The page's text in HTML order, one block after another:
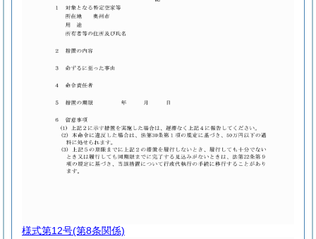
様式第12号(第8条関係)